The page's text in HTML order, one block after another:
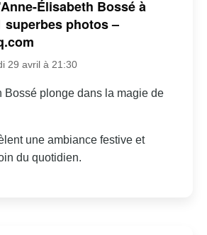
Élisabeth Bossé à
superbes photos –
29 avril à 21:30
Bossé plonge dans la magie de
une ambiance festive et
du quotidien.